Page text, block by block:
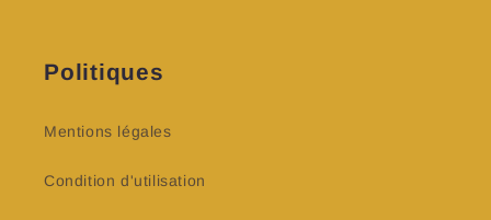
Politiques
Mentions légales
Condition d'utilisation